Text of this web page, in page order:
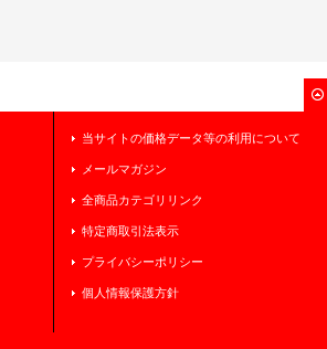
当サイトの価格データ等の利用について
メールマガジン
全商品カテゴリリンク
特定商取引法表示
プライバシーポリシー
個人情報保護方針